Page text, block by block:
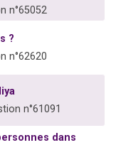
n°65052
?
n°62620
n°61091
dans